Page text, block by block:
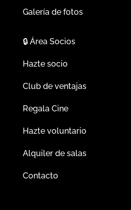
Galería de fotos
🔒Área Socios
Hazte socio
Club de ventajas
Regala Cine
Hazte voluntario
Alquiler de salas
Contacto